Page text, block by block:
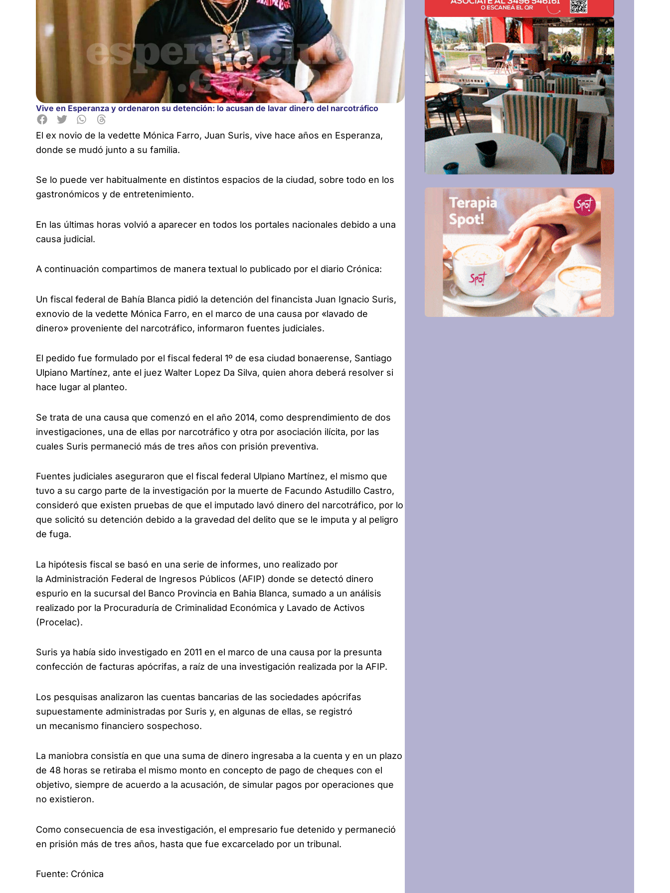
Vive en Esperanza y ordenaron su detención: lo acusan de lavar dinero del narcotráfico
El ex novio de la vedette Mónica Farro, Juan Suris, vive hace años en Esperanza,
donde se mudó junto a su familia.
Se lo puede ver habitualmente en distintos espacios de la ciudad, sobre todo en los
gastronómicos y de entretenimiento.
En las últimas horas volvió a aparecer en todos los portales nacionales debido a una
causa judicial.
A continuación compartimos de manera textual lo publicado por el diario Crónica:
Un fiscal federal de Bahía Blanca pidió la detención del financista Juan Ignacio Suris,
exnovio de la vedette Mónica Farro, en el marco de una causa por «lavado de
dinero» proveniente del narcotráfico, informaron fuentes judiciales.
El pedido fue formulado por el fiscal federal 1º de esa ciudad bonaerense, Santiago
Ulpiano Martínez, ante el juez Walter Lopez Da Silva, quien ahora deberá resolver si
hace lugar al planteo.
Se trata de una causa que comenzó en el año 2014, como desprendimiento de dos
investigaciones, una de ellas por narcotráfico y otra por asociación ilícita, por las
cuales Suris permaneció más de tres años con prisión preventiva.
Fuentes judiciales aseguraron que el fiscal federal Ulpiano Martínez, el mismo que
tuvo a su cargo parte de la investigación por la muerte de Facundo Astudillo Castro,
consideró que existen pruebas de que el imputado lavó dinero del narcotráfico, por lo
que solicitó su detención debido a la gravedad del delito que se le imputa y al peligro
de fuga.
La hipótesis fiscal se basó en una serie de informes, uno realizado por
la Administración Federal de Ingresos Públicos (AFIP) donde se detectó dinero
espurio en la sucursal del Banco Provincia en Bahia Blanca, sumado a un análisis
realizado por la Procuraduría de Criminalidad Económica y Lavado de Activos
(Procelac).
Suris ya había sido investigado en 2011 en el marco de una causa por la presunta
confección de facturas apócrifas, a raíz de una investigación realizada por la AFIP.
Los pesquisas analizaron las cuentas bancarias de las sociedades apócrifas
supuestamente administradas por Suris y, en algunas de ellas, se registró
un mecanismo financiero sospechoso.
La maniobra consistía en que una suma de dinero ingresaba a la cuenta y en un plazo
de 48 horas se retiraba el mismo monto en concepto de pago de cheques con el
objetivo, siempre de acuerdo a la acusación, de simular pagos por operaciones que
no existieron.
Como consecuencia de esa investigación, el empresario fue detenido y permaneció
en prisión más de tres años, hasta que fue excarcelado por un tribunal.
Fuente: Crónica